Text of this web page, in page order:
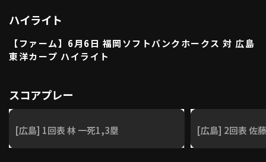
ハイライト
【ファーム】6月6日 福岡ソフトバンクホークス 対 広島
東洋カープ ハイライト
スコアプレー
[広島] 1回表 林 一死1,3塁 [広島] 2回表 佐